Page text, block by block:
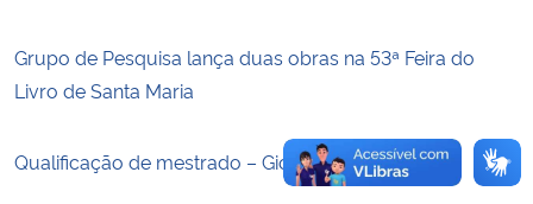
Secretaria de Governo
Grupo de Pesquisa lança duas obras na 53ª Feira do
Livro de Santa Maria
Qualificação de mestrado – Giovana Sibille Franco